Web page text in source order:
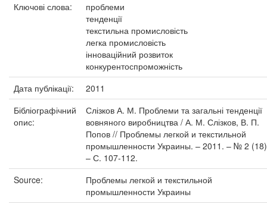
Ключові слова:
проблеми
тенденції
текстильна промисловість
легка промисловість
інноваційний розвиток
конкурентоспроможність
Дата публікації:
2011
Бібліографічний
опис:
Слізков А. М. Проблеми та загальні тенденції
вовняного виробництва / А. М. Слізков, В. П.
Попов // Проблемы легкой и текстильной
промышленности Украины. – 2011. – № 2
– С. 107-112.
Source:
Проблемы легкой и текстильной
промышленности Украины